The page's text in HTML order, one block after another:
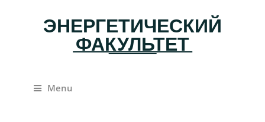
ЭНЕРГЕТИЧЕСКИЙ
ФАКУЛЬТЕТ
Menu